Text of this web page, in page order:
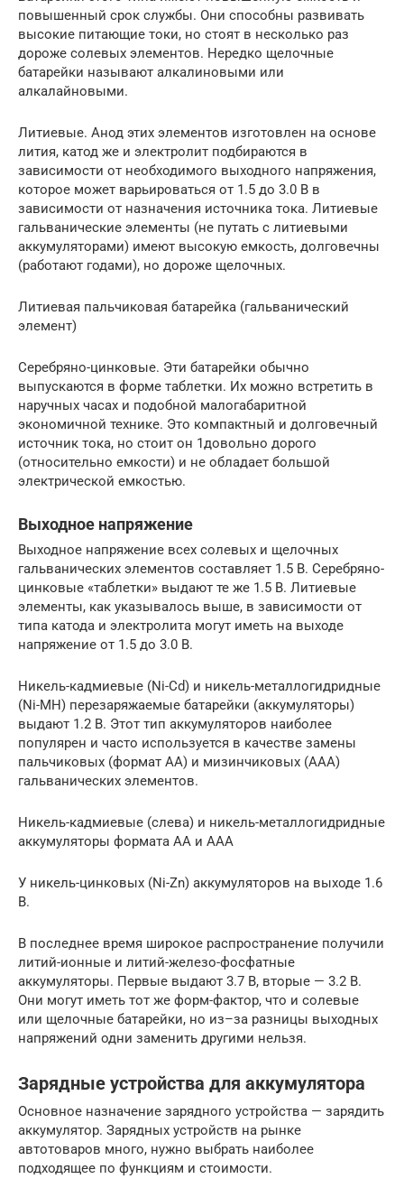
повышенный срок службы. Они способны развивать
высокие питающие токи, но стоят в несколько раз
дороже солевых элементов. Нередко щелочные
батарейки называют алкалиновыми или
алкалайновыми.
Литиевые. Анод этих элементов изготовлен на основе
лития, катод же и электролит подбираются в
зависимости от необходимого выходного напряжения,
которое может варьироваться от 1.5 до 3.0 В в
зависимости от назначения источника тока. Литиевые
гальванические элементы (не путать с литиевыми
аккумуляторами) имеют высокую емкость, долговечны
(работают годами), но дороже щелочных.
Литиевая пальчиковая батарейка (гальванический
элемент)
Серебряно-цинковые. Эти батарейки обычно
выпускаются в форме таблетки. Их можно встретить в
наручных часах и подобной малогабаритной
экономичной технике. Это компактный и долговечный
источник тока, но стоит он 1довольно дорого
(относительно емкости) и не обладает большой
электрической емкостью.
Выходное напряжение
Выходное напряжение всех солевых и щелочных
гальванических элементов составляет 1.5 В. Серебряно-
цинковые «таблетки» выдают те же 1.5 В. Литиевые
элементы, как указывалось выше, в зависимости от
типа катода и электролита могут иметь на выходе
напряжение от 1.5 до 3.0 В.
Никель-кадмиевые (Ni-Cd) и никель-металлогидридные
(Ni-MH) перезаряжаемые батарейки (аккумуляторы)
выдают 1.2 В. Этот тип аккумуляторов наиболее
популярен и часто используется в качестве замены
пальчиковых (формат АА) и мизинчиковых (ААА)
гальванических элементов.
Никель-кадмиевые (слева) и никель-металлогидридные
аккумуляторы формата АА и ААА
У никель-цинковых (Ni-Zn) аккумуляторов на выходе 1.6
В.
В последнее время широкое распространение получили
литий-ионные и литий-железо-фосфатные
аккумуляторы. Первые выдают 3.7 В, вторые — 3.2 В.
Они могут иметь тот же форм-фактор, что и солевые
или щелочные батарейки, но из–за разницы выходных
напряжений одни заменить другими нельзя.
Зарядные устройства для аккумулятора
Основное назначение зарядного устройства — зарядить
аккумулятор. Зарядных устройств на рынке
автотоваров много, нужно выбрать наиболее
подходящее по функциям и стоимости.